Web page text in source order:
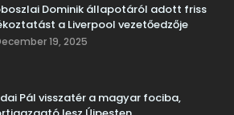
Dominik állapotáról adott friss
a Liverpool vezetőedzője
19, 2025
Pál visszatér a magyar fociba,